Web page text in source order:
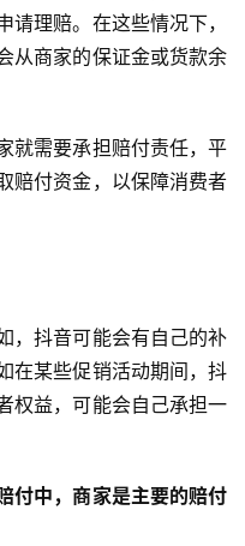
理赔。在这些情况下，
从商家的保证金或货款余
就需要承担赔付责任，平
赔付资金，以保障消费者
，抖音可能会有自己的补
在某些促销活动期间，抖
权益，可能会自己承担一
付中，商家是主要的赔付